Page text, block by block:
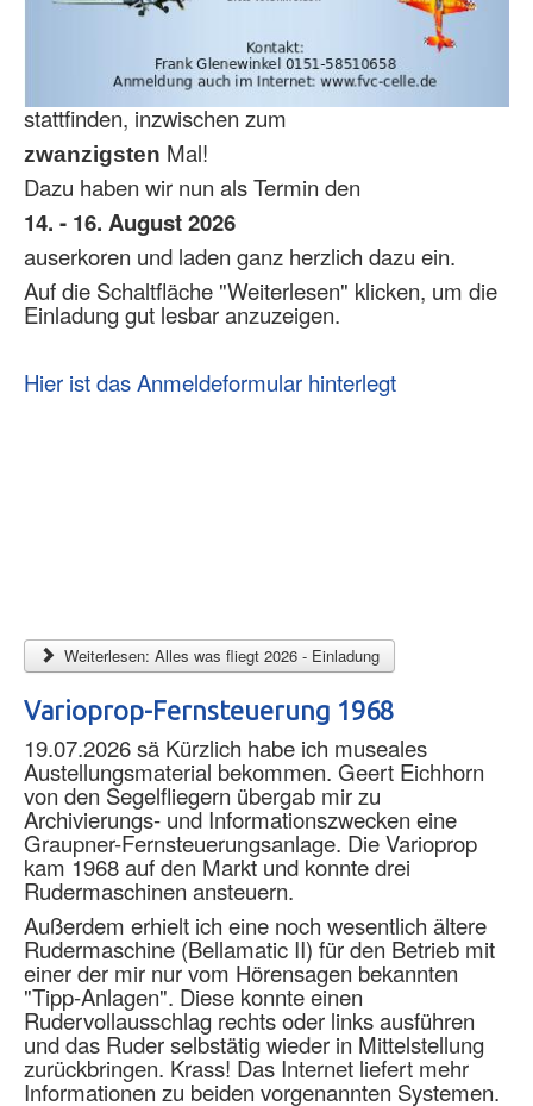
stattfinden, inzwischen zum
zwanzigsten Mal!
Dazu haben wir nun als Termin den
14. - 16. August 2026
auserkoren und laden ganz herzlich dazu ein.
Auf die Schaltfläche "Weiterlesen" klicken, um die
Einladung gut lesbar anzuzeigen.
Hier ist das Anmeldeformular hinterlegt
Weiterlesen: Alles was fliegt 2026 - Einladung
Varioprop-Fernsteuerung 1968
19.07.2026 sä Kürzlich habe ich museales
Austellungsmaterial bekommen. Geert Eichhorn
von den Segelfliegern übergab mir zu
Archivierungs- und Informationszwecken eine
Graupner-Fernsteuerungsanlage. Die Varioprop
kam 1968 auf den Markt und konnte drei
Rudermaschinen ansteuern.
Außerdem erhielt ich eine noch wesentlich ältere
Rudermaschine (Bellamatic II) für den Betrieb mit
einer der mir nur vom Hörensagen bekannten
"Tipp-Anlagen". Diese konnte einen
Rudervollausschlag rechts oder links ausführen
und das Ruder selbstätig wieder in Mittelstellung
zurückbringen. Krass! Das Internet liefert mehr
Informationen zu beiden vorgenannten Systemen.